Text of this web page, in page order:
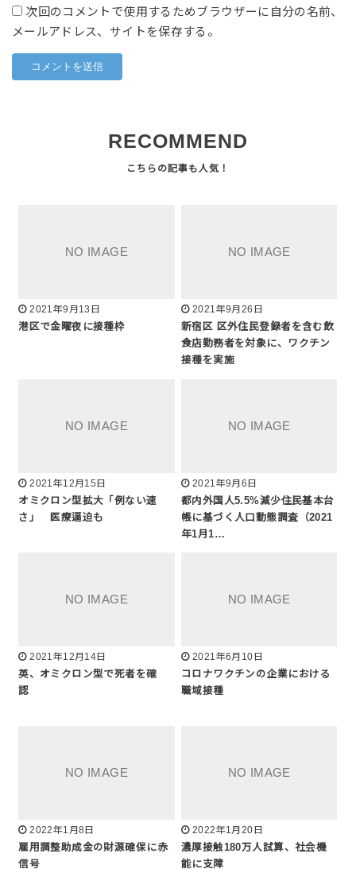
次回のコメントで使用するためブラウザーに自分の名前、
メールアドレス、サイトを保存する。
RECOMMEND
2021年9月13日
港区で金曜夜に接種枠
2021年9月26日
新宿区 区外住民登録者を含む飲
食店勤務者を対象に、ワクチン
接種を実施
2021年12月15日
オミクロン型拡大「例ない速
さ」 医療逼迫も
2021年9月6日
都内外国人5.5%減少住民基本台
帳に基づく人口動態調査（2021
年1月1…
2021年12月14日
英、オミクロン型で死者を確
認
2021年6月10日
コロナワクチンの企業における
職域接種
2022年1月8日
雇用調整助成金の財源確保に赤
信号
2022年1月20日
濃厚接触180万人試算、社会機
能に支障